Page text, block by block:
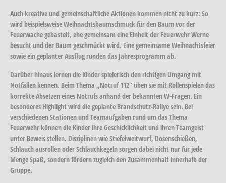
Auch kreative und gemeinschaftliche Aktionen kommen nicht zu kurz: So
wird beispielsweise Weihnachtsbaumschmuck für den Baum vor der
Feuerwache gebastelt, ehe gemeinsam eine Einheit der Feuerwehr Werne
besucht und der Baum geschmückt wird. Eine gemeinsame Weihnachtsfeier
sowie ein geplanter Ausflug runden das Jahresprogramm ab.
Darüber hinaus lernen die Kinder spielerisch den richtigen Umgang mit
Notfällen kennen. Beim Thema „Notruf 112“ üben sie mit Rollenspielen das
korrekte Absetzen eines Notrufs anhand der bekannten W-Fragen. Ein
besonderes Highlight wird die geplante Brandschutz-Rallye sein. Bei
verschiedenen Stationen und Teamaufgaben rund um das Thema
Feuerwehr können die Kinder ihre Geschicklichkeit und ihren Teamgeist
unter Beweis stellen. Disziplinen wie Stiefelweitwurf, Dosenschießen,
Schlauch ausrollen oder Schlauchkegeln sorgen dabei nicht nur für jede
Menge Spaß, sondern fördern zugleich den Zusammenhalt innerhalb der
Gruppe.